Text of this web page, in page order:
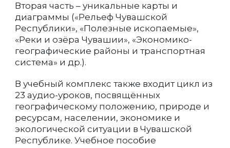
Вторая часть – уникальные карты и
диаграммы («Рельеф Чувашской
Республики», «Полезные ископаемые»,
«Реки и озёра Чувашии», «Экономико-
географические районы и транспортная
система» и др.).
В учебный комплекс также входит цикл из
23 аудио-уроков, посвящённых
географическому положению, природе и
ресурсам, населении, экономике и
экологической ситуации в Чувашской
Республике. Учебное пособие